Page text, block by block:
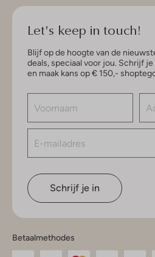
Let's keep in touch!
Blijf op de hoogte van de
deals, speciaal voor jou. Schrijf
en maak kans op € 150,-
Schrijf je in
Betaalmethodes